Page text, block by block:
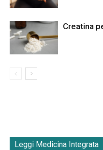
Creatina
Leggi Medicina Integrata